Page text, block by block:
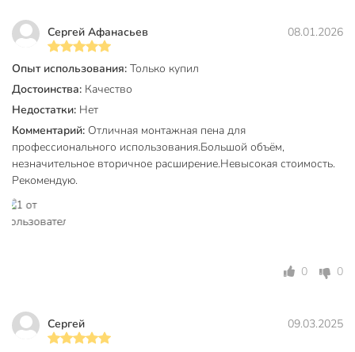
Цвет пены
Сезонность
Срок годности, мес
Артикул производителя
10041
Вес в упаковке
1.02 кг
Габариты упаковки
Сергей Афанасьев 08.01.2026
Опыт использования: Только купил
Достоинства: Качество
Недостатки: Нет
Комментарий: Отличная монтажная пена для
профессионального использования.Большой объём,
незначительное вторичное расширение.Невысокая стоимость.
Рекомендую.
0 0
Сергей 09.03.2025